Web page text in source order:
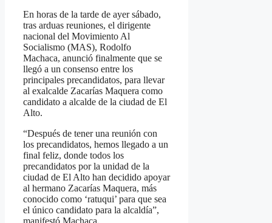
En horas de la tarde de ayer sábado,
tras arduas reuniones, el dirigente
nacional del Movimiento Al
Socialismo (MAS), Rodolfo
Machaca, anunció finalmente que se
llegó a un consenso entre los
principales precandidatos, para llevar
al exalcalde Zacarías Maquera como
candidato a alcalde de la ciudad de El
Alto.
“Después de tener una reunión con
los precandidatos, hemos llegado a un
final feliz, donde todos los
precandidatos por la unidad de la
ciudad de El Alto han decidido apoyar
al hermano Zacarías Maquera, más
conocido como ‘ratuqui’ para que sea
el único candidato para la alcaldía”,